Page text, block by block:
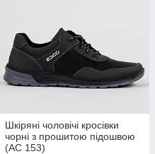
Шкіряні чоловічі кросівки
чорні з прошитою підошвою
(АС 153)